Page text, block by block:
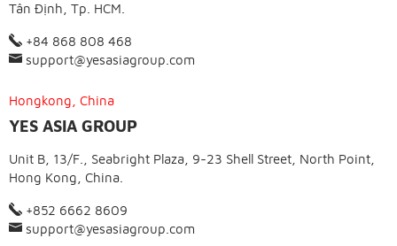
Tân Định, Tp. HCM.
+84 868 808 468
support@yesasiagroup.com
Hongkong, China
YES ASIA GROUP
Unit B, 13/F., Seabright Plaza, 9-23 Shell Street, North Point,
Hong Kong, China.
+852 6662 8609
support@yesasiagroup.com